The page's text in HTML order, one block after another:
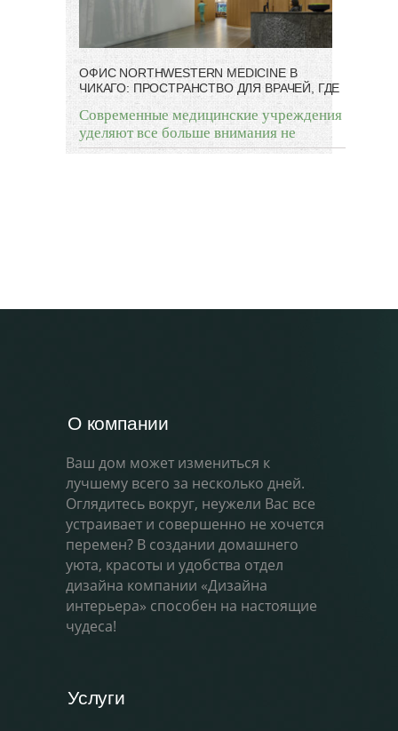
ОФИС NORTHWESTERN MEDICINE В
ЧИКАГО: ПРОСТРАНСТВО ДЛЯ ВРАЧЕЙ, ГДЕ
Современные медицинские учреждения
уделяют все больше внимания не
О компании
Ваш дом может измениться к
лучшему всего за несколько дней.
Оглядитесь вокруг, неужели Вас все
устраивает и совершенно не хочется
перемен? В создании домашнего
уюта, красоты и удобства отдел
дизайна компании «Дизайна
интерьера» способен на настоящие
чудеса!
Услуги